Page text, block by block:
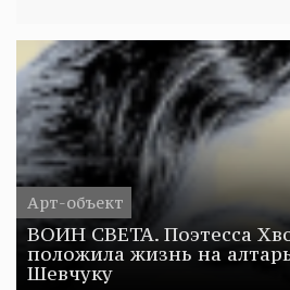
Арт-объект
ВОИН СВЕТА. Поэтесса
положила жизнь на
Шевчуку